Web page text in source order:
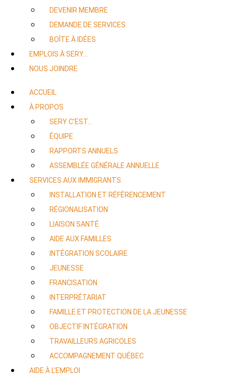
DEVENIR MEMBRE
DEMANDE DE SERVICES
BOÎTE À IDÉES
EMPLOIS À SERY…
NOUS JOINDRE
ACCUEIL
À PROPOS
SERY C’EST…
ÉQUIPE
RAPPORTS ANNUELS
ASSEMBLÉE GÉNÉRALE ANNUELLE
SERVICES AUX IMMIGRANTS
INSTALLATION ET RÉFÉRENCEMENT
RÉGIONALISATION
LIAISON SANTÉ
AIDE AUX FAMILLES
INTÉGRATION SCOLAIRE
JEUNESSE
FRANCISATION
INTERPRÉTARIAT
FAMILLE ET PROTECTION DE LA JEUNESSE
OBJECTIF INTÉGRATION
TRAVAILLEURS AGRICOLES
ACCOMPAGNEMENT QUÉBEC
AIDE À L’EMPLOI